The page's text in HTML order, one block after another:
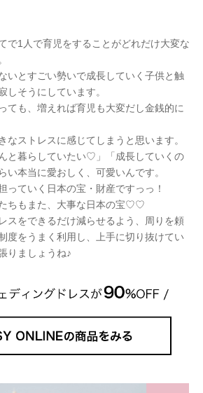
で1人で育児をすることがどれだけ大変な
いとすごい勢いで成長していく子供と触
しそうにしています。
ても、増えれば育児も大変だし金銭的に
なストレスに感じてしまうと思います。
と暮らしていたい♡」「成長していくの
い本当に愛おしく、可愛いんです。
っていく日本の宝・財産ですっっ！
ちもまた、大事な日本の宝♡♡
スをできるだけ減らせるよう、周りを頼
度をうまく利用し、上手に切り抜けてい
りましょうね♪